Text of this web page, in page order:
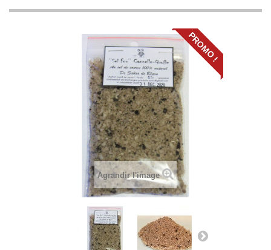
PROMO !
Agrandir l'image